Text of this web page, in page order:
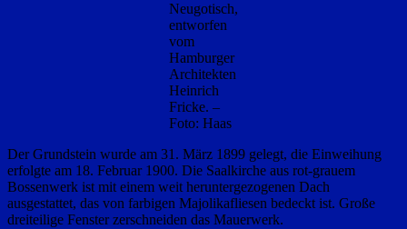
Neugotisch,
entworfen
vom
Hamburger
Architekten
Heinrich
Fricke. –
Foto: Haas
Der Grundstein wurde am 31. März 1899 gelegt, die Einweihung
erfolgte am 18. Februar 1900. Die Saalkirche aus rot‑grauem
Bossenwerk ist mit einem weit heruntergezogenen Dach
ausgestattet, das von farbigen Majolikafliesen bedeckt ist. Große
dreiteilige Fenster zerschneiden das Mauerwerk.